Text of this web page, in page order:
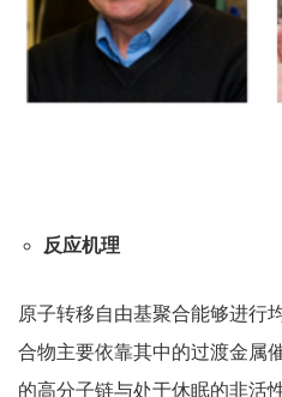
反应机理
原子转移自由基聚合能够进行
合物主要依靠其中的过渡金属
的高分子链与处于休眠的非活